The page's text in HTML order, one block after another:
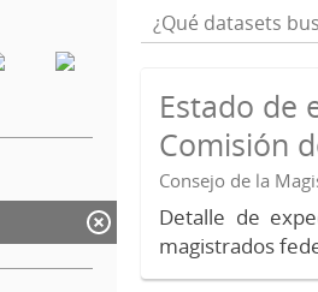
Estado de
Comisión
Consejo de la
Detalle de
magistrados